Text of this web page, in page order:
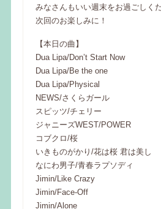
みなさんもいい週末をお過ごしく
次回のお楽しみに！
【本日の曲】
Dua Lipa/Don’t Start Now
Dua Lipa/Be the one
Dua Lipa/Physical
NEWS/さくらガール
スピッツ/チェリー
ジャニーズWEST/POWER
コブクロ/桜
いきものがかり/花は桜 君は美し
なにわ男子/青春ラプソディ
Jimin/Like Crazy
Jimin/Face-Off
Jimin/Alone